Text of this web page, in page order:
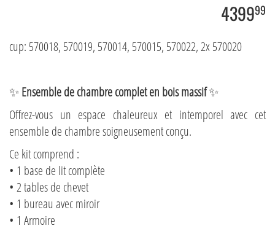
439999
cup: 570018, 570019, 570014, 570015, 570022, 2x 570020
✨Ensemble de chambre complet en bois massif✨
Offrez-vous un espace chaleureux et intemporel avec cet
ensemble de chambre soigneusement conçu.
Ce kit comprend :
• 1 base de lit complète
• 2 tables de chevet
• 1 bureau avec miroir
• 1 Armoire